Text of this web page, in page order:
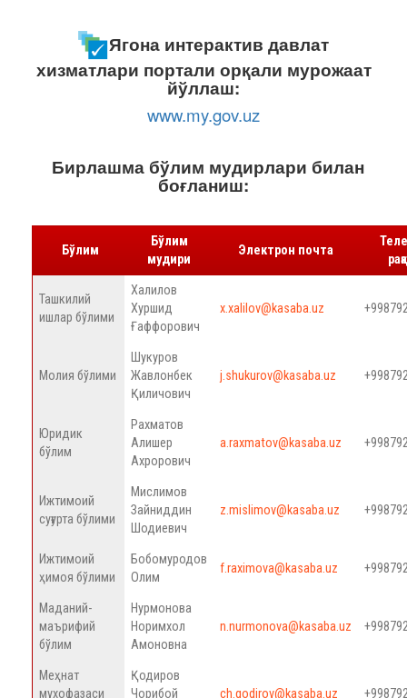
Ягона интерактив давлат
хизматлари портали орқали мурожаат
йўллаш:
www.my.gov.uz
Бирлашма бўлим мудирлари билан
боғланиш:
Бўлим
Бўлим
мудири
Электрон почта
Ташкилий
ишлар бўлими
Халилов
Хуршид
Ғаффорович
x.xalilov@kasaba.uz
Молия бўлими
Шукуров
Жавлонбек
Қиличович
j.shukurov@kasaba.uz
Юридик
бўлим
Рахматов
Алишер
Ахрорович
a.raxmatov@kasaba.uz
Ижтимоий
суғурта бўлими
Мислимов
Зайниддин
Шодиевич
z.mislimov@kasaba.uz
Ижтимоий
ҳимоя бўлими
Бобомуродов
Олим
f.raximova@kasaba.uz
Маданий-
маърифий
бўлим
Нурмонова
Норимхол
Амоновна
n.nurmonova@kasaba.uz
Меҳнат
мухофазаси
Қодиров
Чорибой
ch.qodirov@kasaba.uz